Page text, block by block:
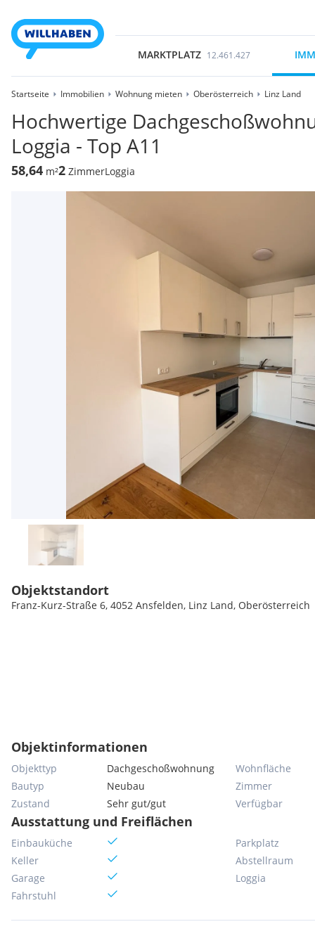
MARKTPLATZ 12.461.427
Startseite Immobilien Wohnung mieten Oberösterreich Linz Land
Hochwertige
Loggia - Top A11
58,64 m²2 ZimmerLoggia
Objektstandort
Franz-Kurz-Straße 6, 4052 Ansfelden, Linz Land, Oberösterreich
Objektinformationen
Objekttyp
Dachgeschoßwohnung
Bautyp
Neubau
Zustand
Sehr gut/gut
Wohnfläche
Zimmer
Verfügbar
Ausstattung und Freiflächen
Einbauküche
Keller
Garage
Fahrstuhl
Parkplatz
Abstellraum
Loggia